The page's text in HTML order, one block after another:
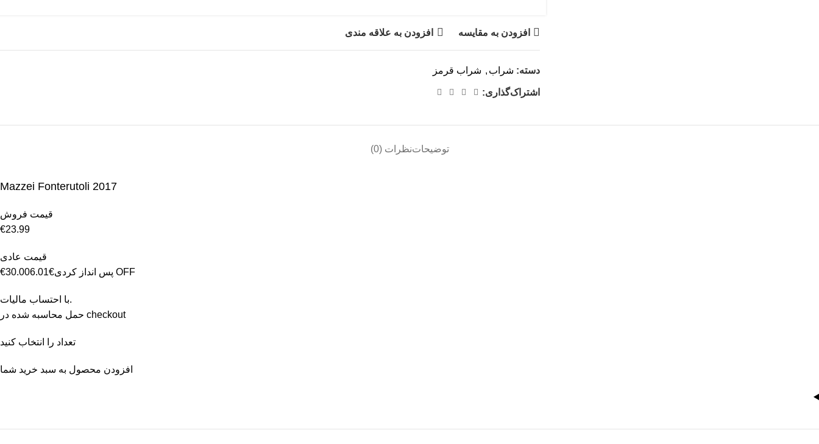
افزودن به مقایسه افزودن به علاقه مندی
دسته: شراب , شراب قرمز
اشتراک‌گذاری:
توضیحاتنظرات (0)
Mazzei Fonterutoli 2017
قیمت فروش
€23.99
قیمت عادی
€30.00
پس انداز کردی€6.01 OFF
با احتساب مالیات.
حمل محاسبه شده در checkout
تعداد را انتخاب کنید
افزودن محصول به سبد خرید شما